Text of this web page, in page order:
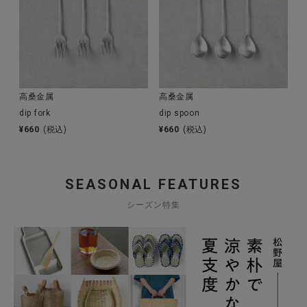
高桑金属
dip fork
¥660 (税込)
高桑金属
dip spoon
¥660 (税込)
SEASONAL FEATURES
シーズン特集